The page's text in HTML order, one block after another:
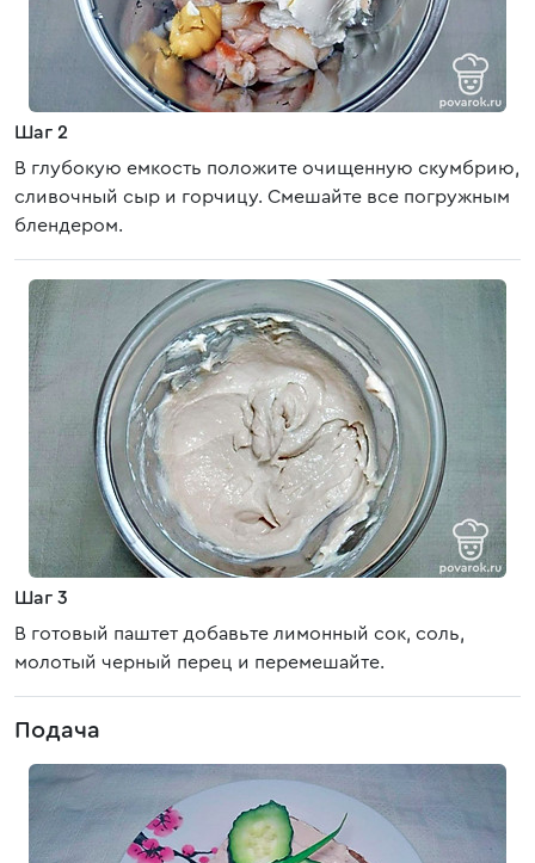
Шаг 2
В глубокую емкость положите очищенную скумбрию,
сливочный сыр и горчицу. Смешайте все погружным
блендером.
Шаг 3
В готовый паштет добавьте лимонный сок, соль,
молотый черный перец и перемешайте.
Подача